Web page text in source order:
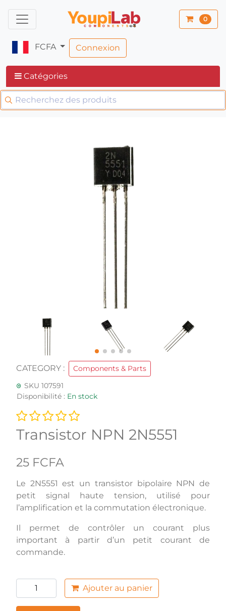
0
FCFA Connexion
Catégories
CATEGORY :
Components & Parts
SKU 107591
Disponibilité : En stock
Transistor NPN 2N5551
25 FCFA
Le 2N5551 est un transistor bipolaire NPN de
petit signal haute tension, utilisé pour
l’amplification et la commutation électronique.
Il permet de contrôler un courant plus
important à partir d’un petit courant de
commande.
Ajouter au panier